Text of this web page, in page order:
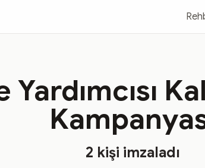
2 kişi imzaladı